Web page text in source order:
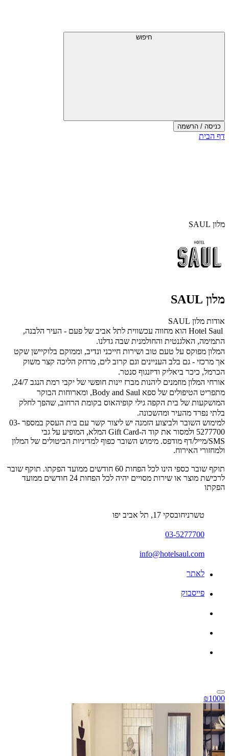
חיפוש
כניסה / הרשמה
דף הבית
מלון SAUL
מלון SAUL
אודות מלון SAUL
Hotel Saul
הוא מחווה עכשווית לתל אביב של פעם - העיר הלבנה,
התמימה, האלגנטית והחולמנית שבה גדלנו.
המלון מפוקס על טעם טוב ושירות חייכני ונדיב, וממוקם בלוקיישן שקט
אך מרכזי - גם בלב העניינים וגם קרוב לים, מרחק הליכה קצר משוק
הכרמל, כיכר ביאליק ודיזנגוף סנטר.
אורחי המלון מוזמנים ליהנות מברז יינות חופשי של יקבי רמת הנגב 24/7,
מתפריט הטיפולים של ספא Body and Saul
, ומארוחות הבוקר
המושקעות של בית הקפה גילי קופיהאוס בקומת הרחוב, שהפך לחלק
בלתי נפרד מהעיר ומהשכונה.
למימוש השובר ולביצוע הזמנה יש ליצור קשר עם בית העסק במספר 03-
5277700 ולמסור את קוד ה-Gift Card המלא, המופיע על גבי
SMS/מייל/דף מודפס. מימוש השובר כפוף למדיניות הביטולים של המלון
ולמחזורי האירוח.
תוקף שובר כספי הינו לכל הפחות 60 חודשים ממועד הפקתו. תוקף שובר
לרכישת מוצר או שירות מסויים יהיה לכל הפחות 24 חודשים ממועד
הפקתו
טשרניחובסקי 17, תל אביב יפו
03-5277700
info@hotelsaul.com
לאתר
פייסבוק
₪1000